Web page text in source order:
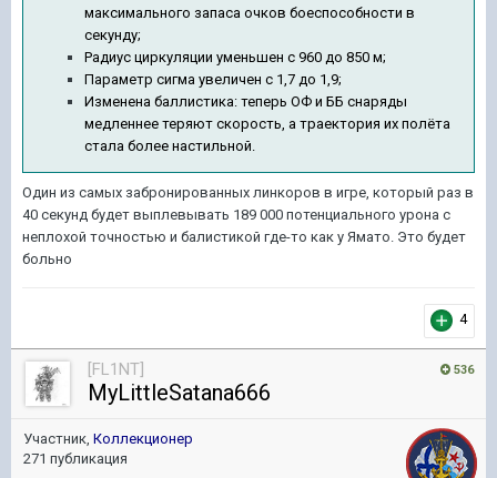
максимального запаса очков боеспособности в
секунду;
Радиус циркуляции уменьшен с 960 до 850 м;
Параметр сигма увеличен с 1,7 до 1,9;
Изменена баллистика: теперь ОФ и ББ снаряды
медленнее теряют скорость, а траектория их полёта
стала более настильной.
Один из самых забронированных линкоров в игре, который раз в
40 секунд будет выплевывать 189 000 потенциального урона с
неплохой точностью и балистикой где-то как у Ямато. Это будет
больно
4
536
[FL1NT]
MyLittleSatana666
Участник, Коллекционер
271 публикация